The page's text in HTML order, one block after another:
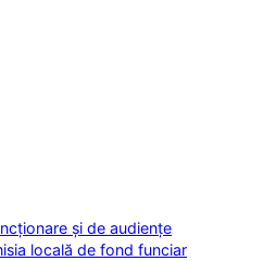
și de audiențe
locală de fond funciar